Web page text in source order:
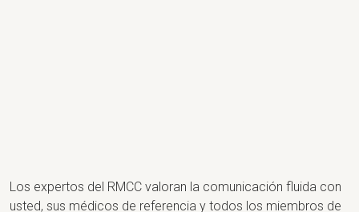
Los expertos del RMCC valoran la comunicación fluida con
usted, sus médicos de referencia y todos los miembros de